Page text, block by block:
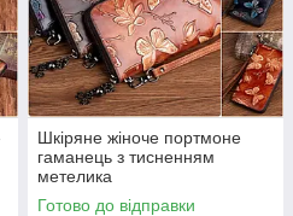
Шкіряне жіноче портмоне
гаманець з тисненням
метелика
Готово до відправки